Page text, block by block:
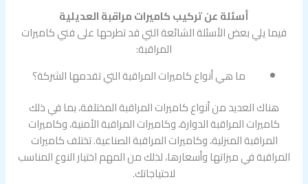
أسئلة عن تركيب كاميرات مراقبة العديلية
فيما يلي بعض الأسئلة الشائعة التي قد تطرحها على فني كاميرات
المراقبة:
ما هي أنواع كاميرات المراقبة التي تقدمها الشركة؟
هناك العديد من أنواع كاميرات المراقبة المختلفة، بما في ذلك
كاميرات المراقبة الدوارة، وكاميرات المراقبة الأمنية، وكاميرات
المراقبة المنزلية، وكاميرات المراقبة الصناعية. تختلف كاميرات
المراقبة في ميزاتها وأسعارها، لذلك من المهم اختيار النوع المناسب
لاحتياجاتك.